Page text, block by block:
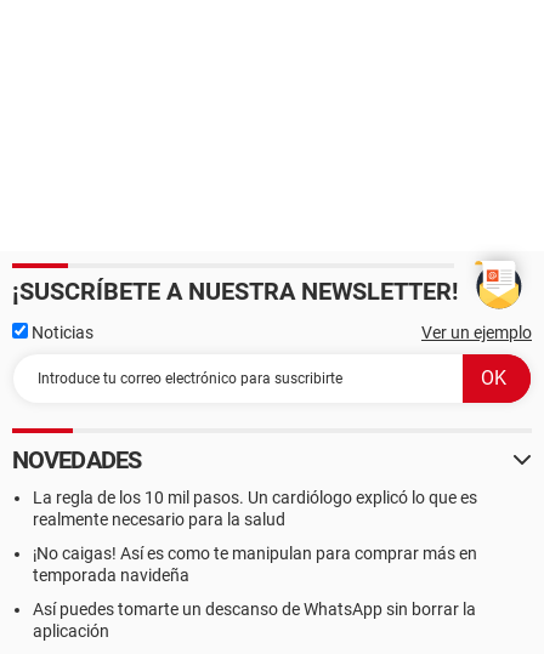
¡SUSCRÍBETE A NUESTRA NEWSLETTER!
Noticias Ver un ejemplo
NOVEDADES
La regla de los 10 mil pasos. Un cardiólogo explicó lo que es
realmente necesario para la salud
¡No caigas! Así es como te manipulan para comprar más en
temporada navideña
Así puedes tomarte un descanso de WhatsApp sin borrar la
aplicación